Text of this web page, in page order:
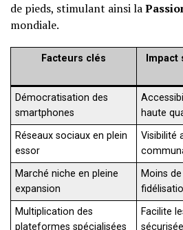
de pieds, stimulant ainsi la
mondiale.
Facteurs clés
Démocratisation des
smartphones
haute
Réseaux sociaux en plein
essor
Visibilité
Marché niche en pleine
expansion
Moins
Multiplication des
plateformes spécialisées
Facilite